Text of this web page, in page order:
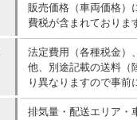
販売価格（車両価格）
費税が含まれておりま
法定費用（各種税金）
他、別途記載の送料（
り異なりますので事前
排気量・配送エリア・